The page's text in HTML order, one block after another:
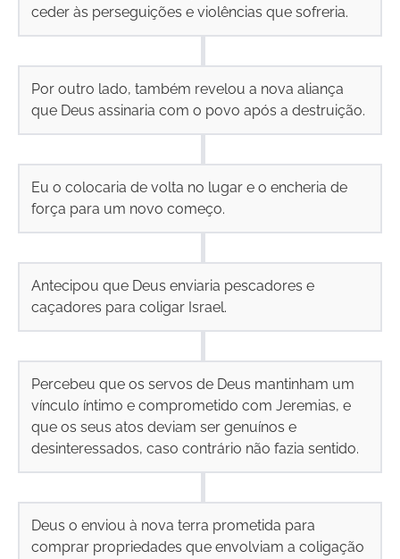
ceder às perseguições e violências que sofreria.
Por outro lado, também revelou a nova aliança
que Deus assinaria com o povo após a destruição.
Eu o colocaria de volta no lugar e o encheria de
força para um novo começo.
Antecipou que Deus enviaria pescadores e
caçadores para coligar Israel.
Percebeu que os servos de Deus mantinham um
vínculo íntimo e comprometido com Jeremias, e
que os seus atos deviam ser genuínos e
desinteressados, caso contrário não fazia sentido.
Deus o enviou à nova terra prometida para
comprar propriedades que envolviam a coligação